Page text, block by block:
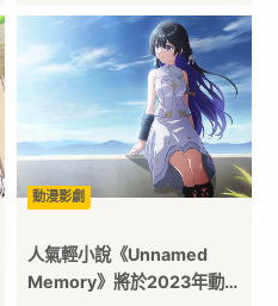
動漫影劇
人氣輕小說《Unnamed
Memory》將於2023年動畫